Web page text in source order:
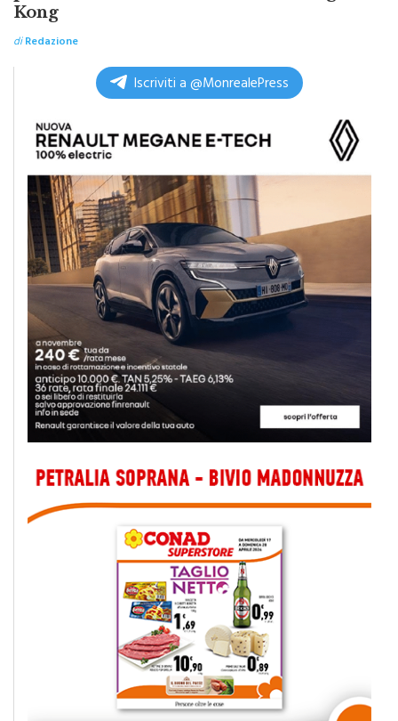
diRedazione
Iscriviti a @MonrealePress